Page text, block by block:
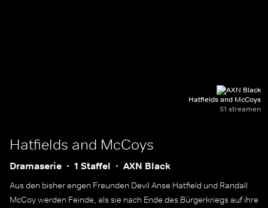
Hatfields and McCoys
S1 streamen
Hatfields and McCoys
Dramaserie 1 Staffel AXN Black
Aus den bisher engen Freunden Devil Anse Hatfield und Randall
McCoy werden Feinde, als sie nach Ende des Bürgerkriegs auf ihre